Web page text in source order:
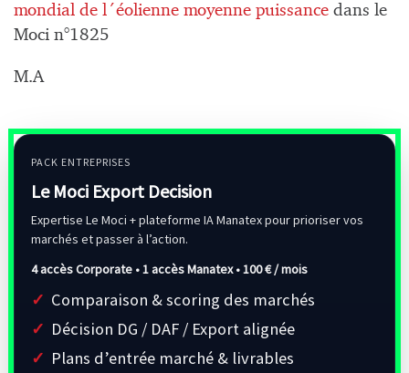
mondial de l´éolienne moyenne puissance dans le
Moci n°1825
M.A
PACK ENTREPRISES
Le Moci Export Decision
Expertise Le Moci + plateforme IA Manatex pour prioriser vos
marchés et passer à l’action.
4 accès Corporate • 1 accès Manatex •100 € / mois
Comparaison & scoring des marchés
Décision DG / DAF / Export alignée
Plans d’entrée marché & livrables